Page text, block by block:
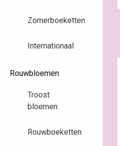
Zomerboeketten
Internationaal
Rouwbloemen
Troost
bloemen
Rouwboeketten